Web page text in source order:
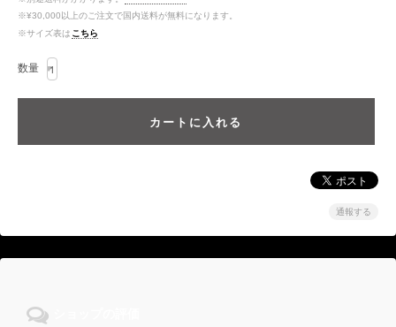
※¥30,000以上のご注文で国内送料が無料になります。
※サイズ表は こちら
数量
通報する